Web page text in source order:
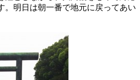
。明日は朝一番で地元に戻ってあい